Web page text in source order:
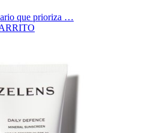
que prioriza …